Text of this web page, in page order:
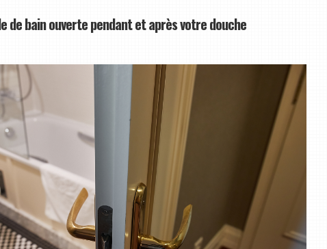
de bain ouverte pendant et après votre douche